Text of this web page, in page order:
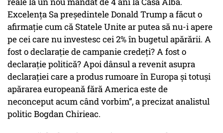
Excelența Sa președintele Donald Trump a făcut o
afirmație cum că Statele Unite ar putea să nu-i apere
pe cei care nu investesc cei 2% în bugetul apărării. A
fost o declarație de campanie credeți? A fost o
declarație politică? Apoi dânsul a revenit asupra
declarației care a produs rumoare în Europa și totuși
apărarea europeană fără America este de
neconceput acum când vorbim”, a precizat analistul
politic Bogdan Chirieac.